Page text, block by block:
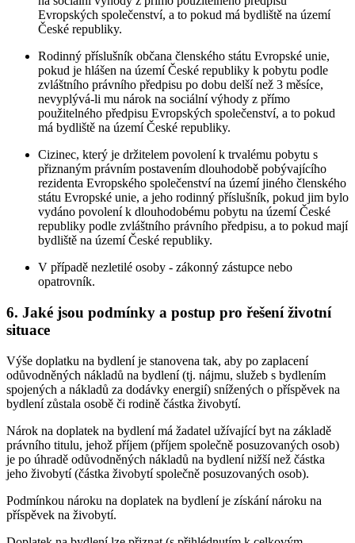
Evropských společenství, a to pokud má bydliště na území
České republiky.
Rodinný příslušník občana členského státu Evropské unie,
pokud je hlášen na území České republiky k pobytu podle
zvláštního právního předpisu po dobu delší než 3 měsíce,
nevyplývá-li mu nárok na sociální výhody z přímo
použitelného předpisu Evropských společenství, a to pokud
má bydliště na území České republiky.
Cizinec, který je držitelem povolení k trvalému pobytu s
přiznaným právním postavením dlouhodobě pobývajícího
rezidenta Evropského společenství na území jiného členského
státu Evropské unie, a jeho rodinný příslušník, pokud jim bylo
vydáno povolení k dlouhodobému pobytu na území České
republiky podle zvláštního právního předpisu, a to pokud mají
bydliště na území České republiky.
V případě nezletilé osoby - zákonný zástupce nebo
opatrovník.
6. Jaké jsou podmínky a postup pro řešení životní
situace
Výše doplatku na bydlení je stanovena tak, aby po zaplacení
odůvodněných nákladů na bydlení (tj. nájmu, služeb s bydlením
spojených a nákladů za dodávky energií) snížených o příspěvek na
bydlení zůstala osobě či rodině částka živobytí.
Nárok na doplatek na bydlení má žadatel užívající byt na základě
právního titulu, jehož příjem (příjem společně posuzovaných osob)
je po úhradě odůvodněných nákladů na bydlení nižší než částka
jeho živobytí (částka živobytí společně posuzovaných osob).
Podmínkou nároku na doplatek na bydlení je získání nároku na
příspěvek na živobytí.